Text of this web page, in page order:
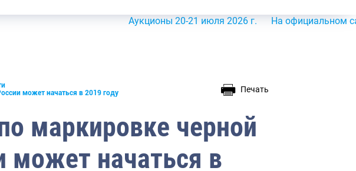
Аукционы 20-21 июля 2026 г. На официальном сайте
может начаться в 2019 году
Печать
маркировке черной
может начаться в